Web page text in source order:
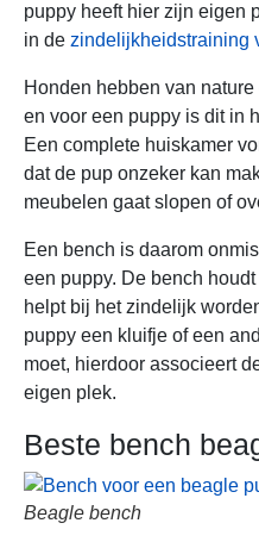
puppy heeft hier zijn eigen
in de zindelijkheidstraining
Honden hebben van
en voor een puppy is dit in
Een complete huiskamer
dat de pup onzeker kan
meubelen gaat slopen of
Een bench is daarom
een puppy. De bench
helpt bij het zindelijk
puppy een kluifje of een
moet, hierdoor associeert
eigen plek.
Beste bench
Beagle bench